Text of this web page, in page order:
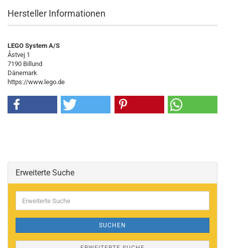
Hersteller Informationen
LEGO System A/S
Åstvej 1
7190 Billund
Dänemark
https://www.lego.de
Erweiterte Suche
Suche
SUCHEN